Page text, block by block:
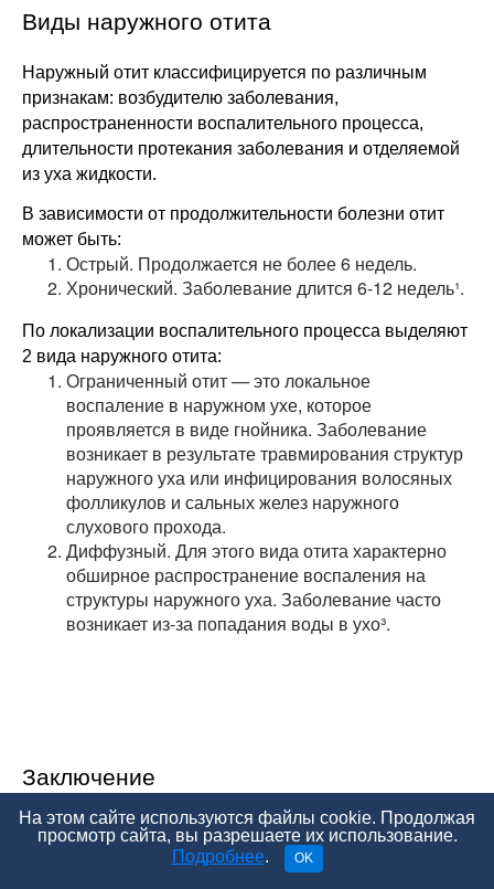
Виды наружного отита
Наружный отит классифицируется по различным
признакам: возбудителю заболевания,
распространенности воспалительного процесса,
длительности протекания заболевания и отделяемой
из уха жидкости.
В зависимости от продолжительности болезни отит
может быть:
Острый. Продолжается не более 6 недель.
Хронический. Заболевание длится 6-12 недель¹.
По локализации воспалительного процесса выделяют
2 вида наружного отита:
Ограниченный отит — это локальное
воспаление в наружном ухе, которое
проявляется в виде гнойника. Заболевание
возникает в результате травмирования структур
наружного уха или инфицирования волосяных
фолликулов и сальных желез наружного
слухового прохода.
Диффузный. Для этого вида отита характерно
обширное распространение воспаления на
структуры наружного уха. Заболевание часто
возникает из-за попадания воды в ухо³.
Заключение
Наружный отит — заболевание, протекающее с
выраженной клинической картиной и интенсивной
болью. Эта болезнь редко приводит к осложнениям.
На этом сайте используются файлы cookie. Продолжая
просмотр сайта, вы разрешаете их использование.
Подробнее. OK